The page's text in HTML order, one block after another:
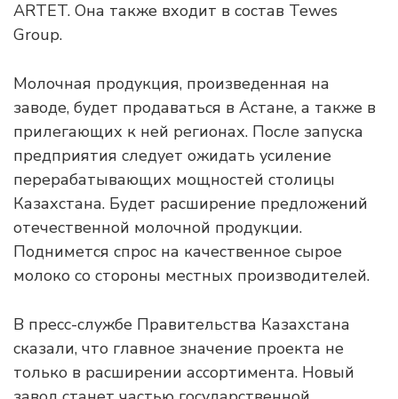
ARTET. Она также входит в состав Tewes
Group.
Молочная продукция, произведенная на
заводе, будет продаваться в Астане, а также в
прилегающих к ней регионах. После запуска
предприятия следует ожидать усиление
перерабатывающих мощностей столицы
Казахстана. Будет расширение предложений
отечественной молочной продукции.
Поднимется спрос на качественное сырое
молоко со стороны местных производителей.
В пресс-службе Правительства Казахстана
сказали, что главное значение проекта не
только в расширении ассортимента. Новый